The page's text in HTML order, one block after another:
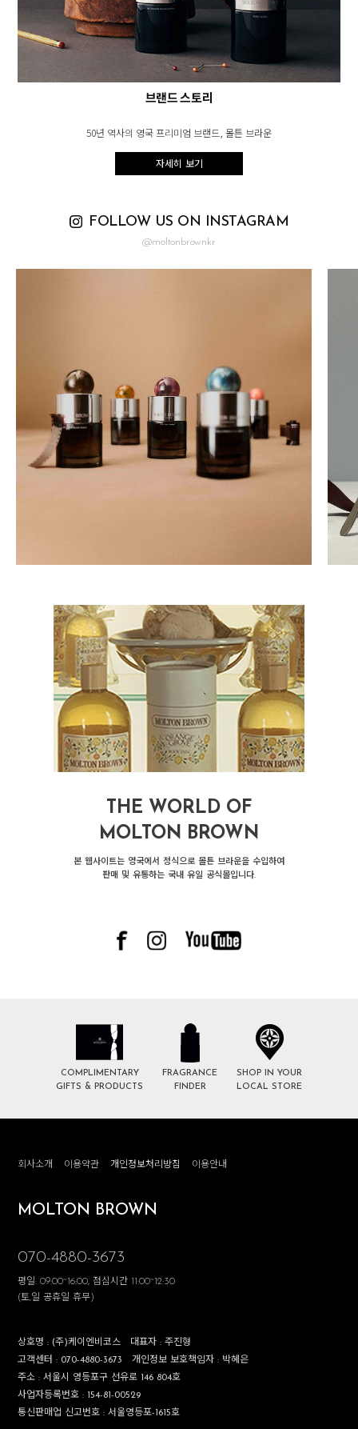
브랜드 스토리
50년 역사의 영국 프리미엄 브랜드, 몰튼 브라운
자세히 보기
FOLLOW US ON INSTAGRAM
@moltonbrownkr
THE WORLD OF
MOLTON BROWN
본 웹사이트는 영국에서 정식으로 몰튼 브라운을 수입하여
판매 및 유통하는 국내 유일 공식몰입니다.
COMPLIMENTARY
GIFTS & PRODUCTS
FRAGRANCE
FINDER
SHOP IN YOUR
LOCAL STORE
회사소개 이용약관 개인정보처리방침 이용안내
MOLTON BROWN
070-4880-3673
평일: 09:00~16:00, 점심시간 11:00~12:30
(토,일 공휴일 휴무)
상호명 :(주)케이엔비코스 대표자 :주진형
고객센터 : 070-4880-3673 개인정보 보호책임자 : 박혜은
주소 :서울시 영등포구 선유로 146 804호
사업자등록번호 : 154-81-00529
통신판매업 신고번호 :서울영등포-1615호